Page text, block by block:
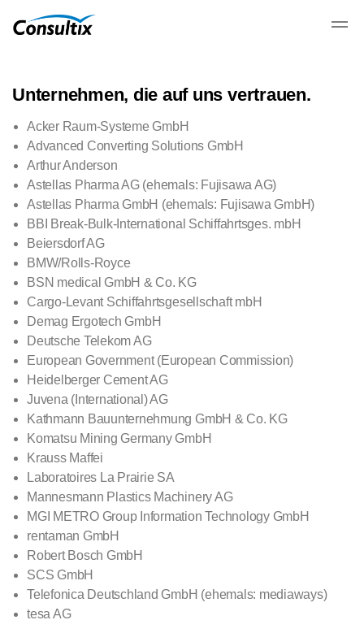
Unternehmen, die auf uns vertrauen.
Acker Raum-Systeme GmbH
Advanced Converting Solutions GmbH
Arthur Anderson
Astellas Pharma AG (ehemals: Fujisawa AG)
Astellas Pharma GmbH (ehemals: Fujisawa GmbH)
BBI Break-Bulk-International Schiffahrtsges. mbH
Beiersdorf AG
BMW/Rolls-Royce
BSN medical GmbH & Co. KG
Cargo-Levant Schiffahrtsgesellschaft mbH
Demag Ergotech GmbH
Deutsche Telekom AG
European Government (European Commission)
Heidelberger Cement AG
Juvena (International) AG
Kathmann Bauunternehmung GmbH & Co. KG
Komatsu Mining Germany GmbH
Krauss Maffei
Laboratoires La Prairie SA
Mannesmann Plastics Machinery AG
MGI METRO Group Information Technology GmbH
rentaman GmbH
Robert Bosch GmbH
SCS GmbH
Telefonica Deutschland GmbH (ehemals: mediaways)
tesa AG